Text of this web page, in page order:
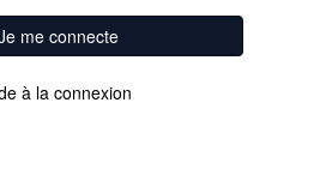
me connecte
à la connexion